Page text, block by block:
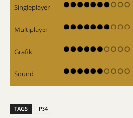
Singleplayer
Multiplayer
Grafik
Sound
TAGS PS4